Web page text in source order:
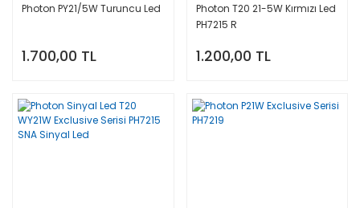
Photon PY21/5W Turuncu Led
1.700,00 TL
Photon T20 21-5W Kırmızı Led
PH7215 R
1.200,00 TL